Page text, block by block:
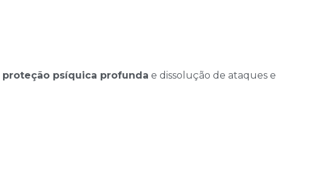
proteção psíquica profunda e dissolução de ataques e